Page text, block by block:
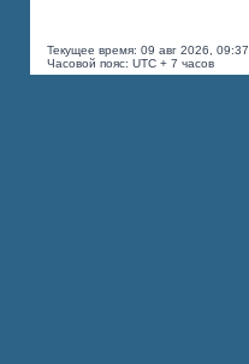
Текущее время: 09 авг 2026, 09:37
Часовой пояс: UTC + 7 часов